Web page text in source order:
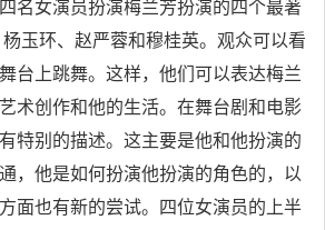
名女演员扮演梅兰芳扮演的四个最著
玉环、赵严蓉和穆桂英。观众可以看
台上跳舞。这样，他们可以表达梅兰
术创作和他的生活。在舞台剧和电影
特别的描述。这主要是他和他扮演的
，他是如何扮演他扮演的角色的，以
面也有新的尝试。四位女演员的上半